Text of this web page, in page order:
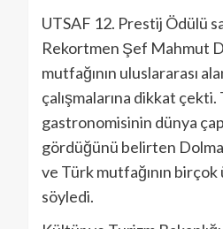
UTSAF 12. Prestij Ödülü
Rekortmen Şef Mahmut
mutfağının uluslararası
çalışmalarına dikkat çekti.
gastronomisinin dünya
gördüğünü belirten
ve Türk mutfağının birçok
söyledi.